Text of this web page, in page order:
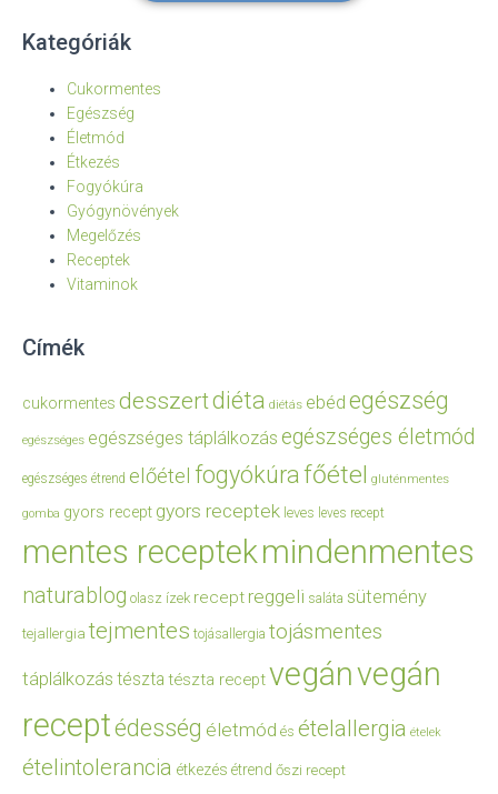
Kategóriák
Cukormentes
Egészség
Életmód
Étkezés
Fogyókúra
Gyógynövények
Megelőzés
Receptek
Vitaminok
Címék
cukormentes desszertdiéta diétás ebéd egészség
egészséges egészséges táplálkozás egészséges életmód
egészséges étrend előétel fogyókúrafőétel gluténmentes
gomba gyors recept gyors receptek leves leves recept
mentes receptekmindenmentes
naturablog olasz ízek recept reggeli saláta sütemény
tejallergia tejmentes tojásallergia tojásmentes
táplálkozás tészta tészta receptvegánvegán
receptédesség életmód és ételallergia ételek
ételintolerancia étkezés étrend őszi recept